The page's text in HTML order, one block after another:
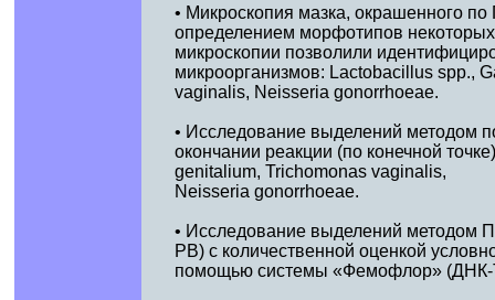
• Микроскопия мазка, окрашенного по
определением морфотипов
микроскопии позволили
микроорганизмов: Lactobacillus spp.,
vaginalis, Neisseria gonorrhoeae.
• Исследование выделений методом
окончании реакции (по конечной
genitalium, Trichomonas vaginalis,
Neisseria gonorrhoeae.
• Исследование выделений методом
РВ) с количественной оценкой
помощью системы «Фемофлор» (ДНК-